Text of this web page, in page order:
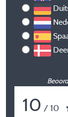
10 / 10